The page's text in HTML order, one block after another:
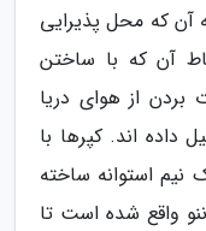
که محل پذیرایی
آن که با ساختن
بردن از هوای دریا
اند. کپرها با
استوانه ساخته
واقع شده است تا